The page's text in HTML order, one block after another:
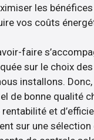
les bénéfices
vos coûts
faire
sur le choix
installons.
de bonne qualité
et
sur une